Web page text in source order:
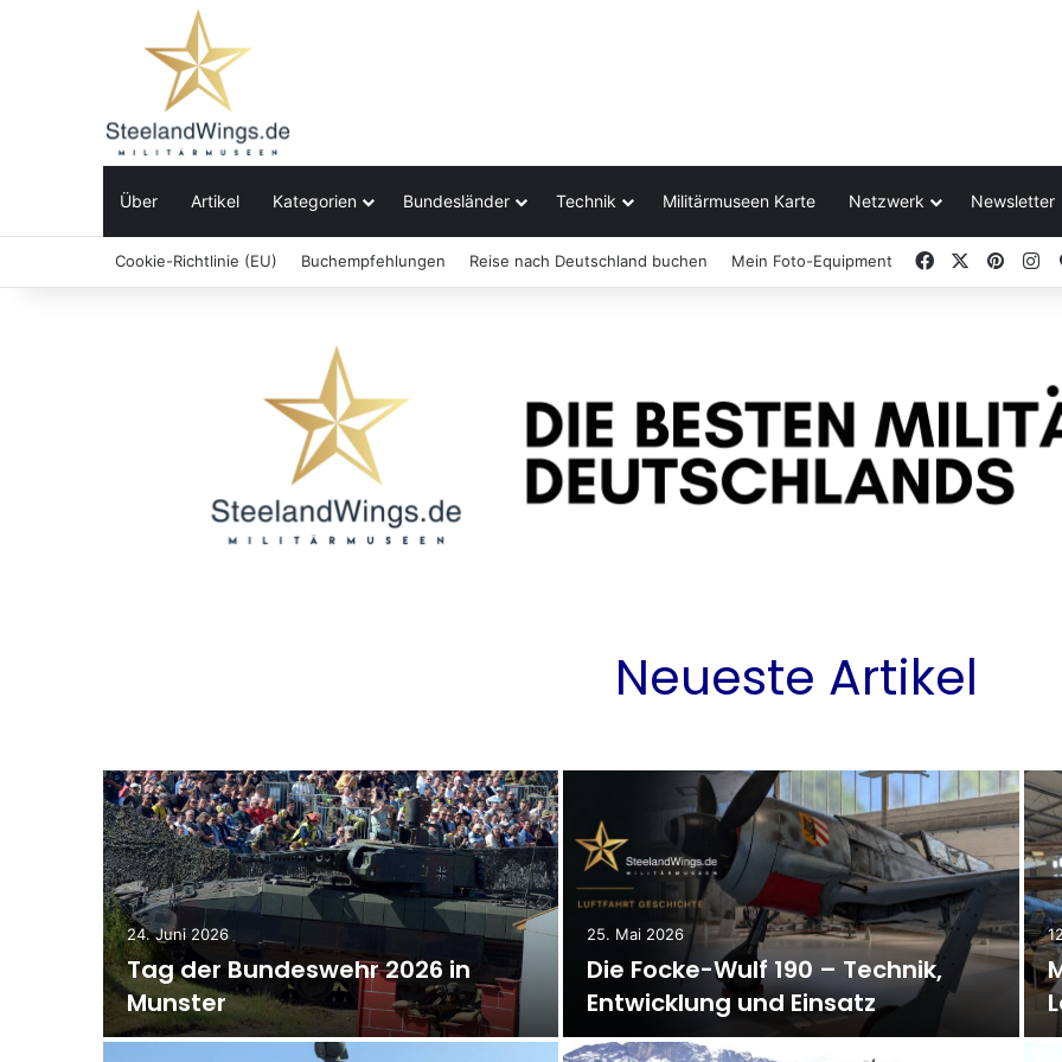
Über Artikel Kategorien Bundesländer Technik Militärmuseen Karte Netzwerk Newsletter
Cookie-Richtlinie (EU) Buchempfehlungen Reise nach Deutschland buchen Mein Foto-Equipment Facebook
Neueste Artikel
24. Juni 2026
Tag der Bundeswehr 2026 in
Munster
25. Mai 2026
Die Focke-Wulf 190 – Technik,
Entwicklung und Einsatz